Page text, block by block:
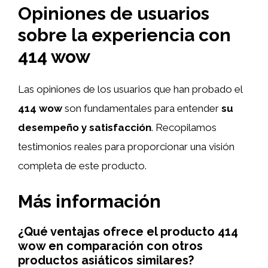
Opiniones de usuarios
sobre la experiencia con
414 wow
Las opiniones de los usuarios que han probado el
414 wow son fundamentales para entender su
desempeño y satisfacción. Recopilamos
testimonios reales para proporcionar una visión
completa de este producto.
Más información
¿Qué ventajas ofrece el producto 414
wow en comparación con otros
productos asiáticos similares?